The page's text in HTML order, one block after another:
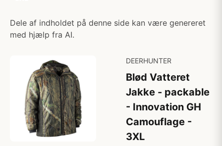
Dele af indholdet på denne side kan være genereret
med hjælp fra AI.
DEERHUNTER
Blød Vatteret
Jakke - packable
- Innovation GH
Camouflage -
3XL